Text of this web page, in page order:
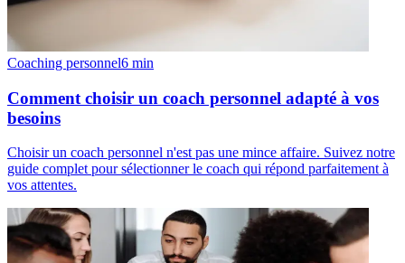
Coaching personnel6 min
Comment choisir un coach personnel adapté à vos
besoins
Choisir un coach personnel n'est pas une mince affaire. Suivez notre
guide complet pour sélectionner le coach qui répond parfaitement à
vos attentes.